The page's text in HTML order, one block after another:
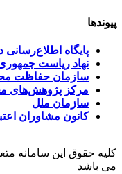
پیوندها
پایگاه
نهاد ریاست
سازمان حفاظت
مرکز پژوهش‌های
سازمان ملل
کانون مشاوران
کلیه حقوق این سامانه
می باشد